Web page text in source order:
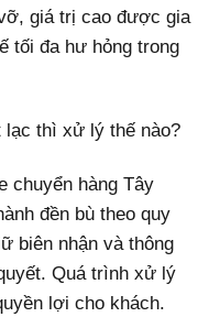
giá trị cao được gia
tối đa hư hỏng trong
lạc thì xử lý thế nào?
chuyển hàng Tây
đền bù theo quy
biên nhận và thông
Quá trình xử lý
lợi cho khách.